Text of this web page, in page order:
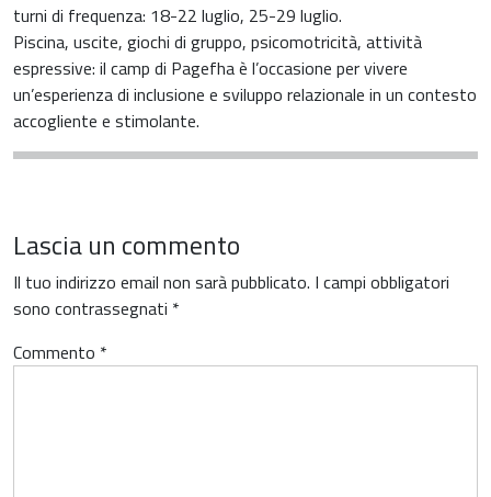
turni di frequenza: 18-22 luglio, 25-29 luglio.
Piscina, uscite, giochi di gruppo, psicomotricità, attività
espressive: il camp di Pagefha è l’occasione per vivere
un’esperienza di inclusione e sviluppo relazionale in un contesto
accogliente e stimolante.
Lascia un commento
Il tuo indirizzo email non sarà pubblicato. I campi obbligatori
sono contrassegnati *
Commento *